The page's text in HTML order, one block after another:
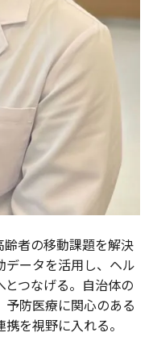
者の移動課題を解決
データを活用し、ヘル
つなげる。自治体の
防医療に関心のある
を視野に入れる。